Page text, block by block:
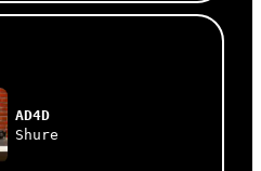
AD4D
Shure